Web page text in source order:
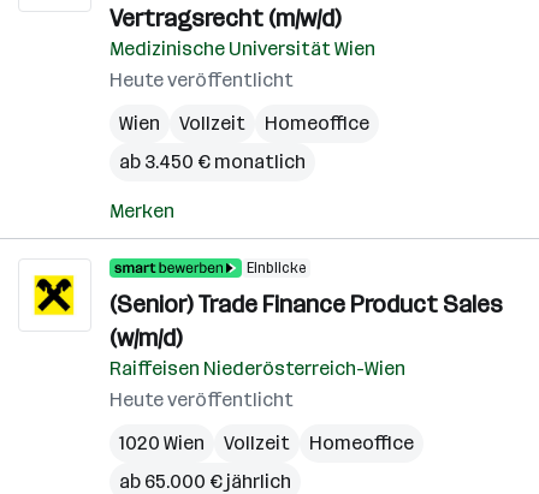
Vertragsrecht (m/w/d)
Medizinische Universität Wien
Heute veröffentlicht
Wien
Vollzeit
Homeoffice
ab 3.450 € monatlich
Merken
Einblicke
(Senior) Trade Finance Product Sales
(w/m/d)
Raiffeisen Niederösterreich-Wien
Heute veröffentlicht
1020 Wien
Vollzeit
Homeoffice
ab 65.000 € jährlich